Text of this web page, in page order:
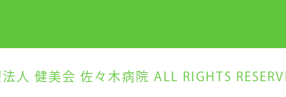
人 健美会 佐々木病院 ALL RIGHTS